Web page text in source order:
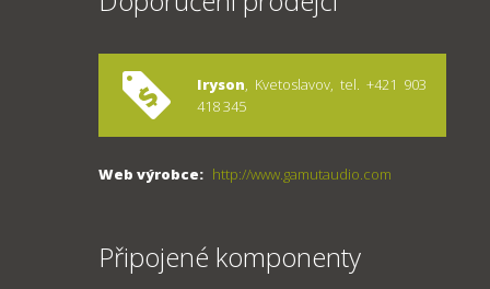
Iryson, Kvetoslavov, tel. +421 903
418 345
Web výrobce: http://www.gamutaudio.com
Připojené komponenty